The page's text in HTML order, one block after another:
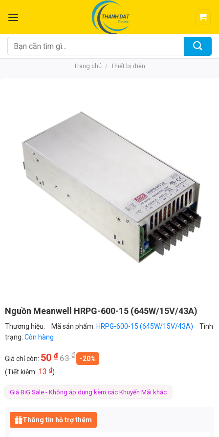
đến
dung
Tìm
kiếm:
Trang chủ / Thiết bị điện
Nguồn Meanwell HRPG-600-15 (645W/15V/43A)
Thương hiệu: Mã sản phẩm: HRPG-600-15 (645W/15V/43A)
Tình
trạng: Còn hàng
Giá chỉ còn: 50 ₫63₫
-20%
(Tiết kiệm: 13 ₫)
Giá BiG Sale - Không áp dụng kèm các Khuyến Mãi khác
Thông tin hỗ trợ thêm